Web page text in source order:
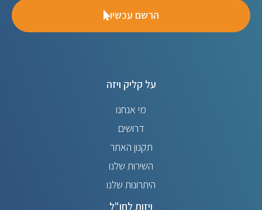
הרשם עכשיו
על קליק ויזה
מי אנחנו
דרושים
תקנון האתר
השירות שלנו
היתרונות שלנו
ויזות לחו"ל